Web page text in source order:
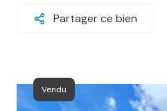
Partager ce bien
Vendu